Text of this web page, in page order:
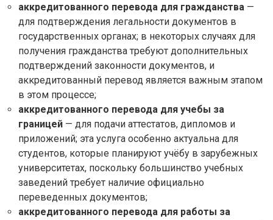
аккредитованного перевода для гражданства —
для подтверждения легальности документов в
государственных органах; в некоторых случаях для
получения гражданства требуют дополнительных
подтверждений законности документов, и
аккредитованный перевод является важным этапом
в этом процессе;
аккредитованного перевода для учебы за
границей — для подачи аттестатов, дипломов и
приложений; эта услуга особенно актуальна для
студентов, которые планируют учёбу в зарубежных
университетах, поскольку большинство учебных
заведений требует наличие официально
переведенных документов;
аккредитованного перевода для работы за